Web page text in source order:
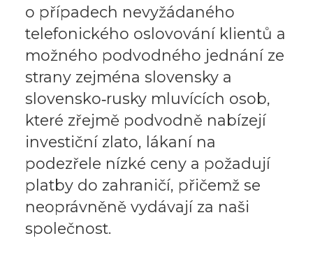
o případech nevyžádaného
telefonického oslovování klientů a
možného podvodného jednání ze
strany zejména slovensky a
slovensko‑rusky mluvících osob,
které zřejmě podvodně nabízejí
investiční zlato, lákaní na
podezřele nízké ceny a požadují
platby do zahraničí, přičemž se
neoprávněně vydávají za naši
společnost.